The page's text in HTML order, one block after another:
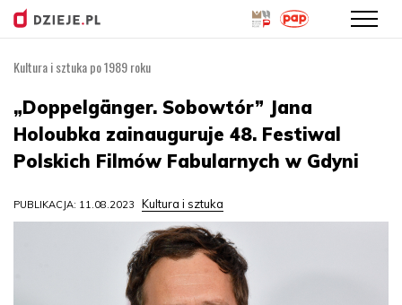
treści
Kultura i sztuka po 1989 roku
„Doppelgänger. Sobowtór” Jana
Holoubka zainauguruje 48. Festiwal
Polskich Filmów Fabularnych w Gdyni
PUBLIKACJA: 11.08.2023 Kultura i sztuka